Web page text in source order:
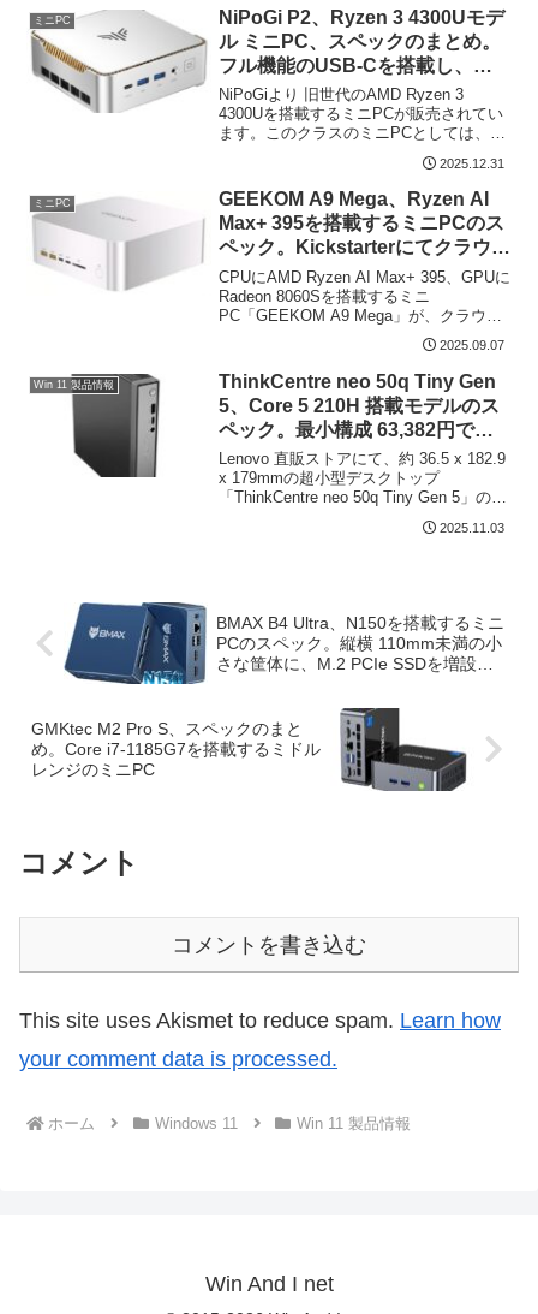
ミニPC
NiPoGi P2、Ryzen 3 4300Uモデ
ル ミニPC、スペックのまとめ。
フル機能のUSB-Cを搭載し、セ
ール価格は 約35千円
NiPoGiより 旧世代のAMD Ryzen 3
4300Uを搭載するミニPCが販売されてい
ます。このクラスのミニPCとしては、
Ryzen 5 3500UやRyzen 3 3300Uを搭載す
る製品が多いなか、Ryzen 3ながらも次世
代のC...
2025.12.31
ミニPC
GEEKOM A9 Mega、Ryzen AI
Max+ 395を搭載するミニPCのス
ペック。Kickstarterにてクラウド
ファンディング中
CPUにAMD Ryzen AI Max+ 395、GPUに
Radeon 8060Sを搭載するミニ
PC「GEEKOM A9 Mega」が、クラウド
ファンディングサイト「Kickstarter」に
て販売されています。同CPUを販売する
ミニPC...
2025.09.07
Win 11 製品情報
ThinkCentre neo 50q Tiny Gen
5、Core 5 210H 搭載モデルのス
ペック。最小構成 63,382円で販
売中
Lenovo 直販ストアにて、約 36.5 x 182.9
x 179mmの超小型デスクトップ
「ThinkCentre neo 50q Tiny Gen 5」の
Core 5 210Hを搭載するモデルが 63,382
2025.11.03
BMAX B4 Ultra、N150を搭載するミニ
PCのスペック。縦横 110mm未満の小
さな筐体に、M.2 PCIe SSDを増設可
GMKtec M2 Pro S、スペックのまと
め。Core i7-1185G7を搭載するミドル
レンジのミニPC
コメント
コメントを書き込む
This site uses Akismet to reduce spam. Learn how
your comment data is processed.
ホーム Windows 11 Win 11 製品情報
Win And I net